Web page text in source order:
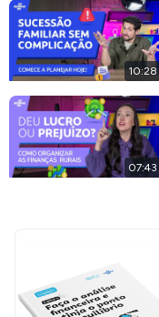
10:28
07:43